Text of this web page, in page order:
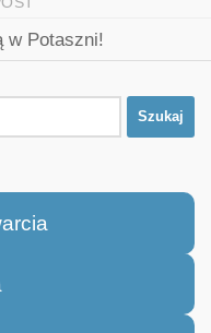
w Potaszni!